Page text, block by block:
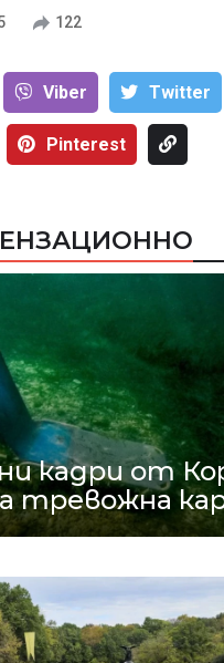
122
Viber Тwitter
Pinterest
кадри от
тревожна